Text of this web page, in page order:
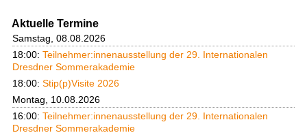
Aktuelle Termine
Samstag, 08.08.2026
18:00: Teilnehmer:innenausstellung der 29. Internationalen
Dresdner Sommerakademie
18:00: Stip(p)Visite 2026
Montag, 10.08.2026
16:00: Teilnehmer:innenausstellung der 29. Internationalen
Dresdner Sommerakademie